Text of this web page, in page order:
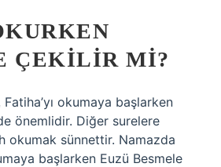
ÇEKILIR MI?
Fatiha’yı okumaya başlarken
önemlidir. Diğer surelere
okumak sünnettir. Namazda
başlarken Euzü Besmele